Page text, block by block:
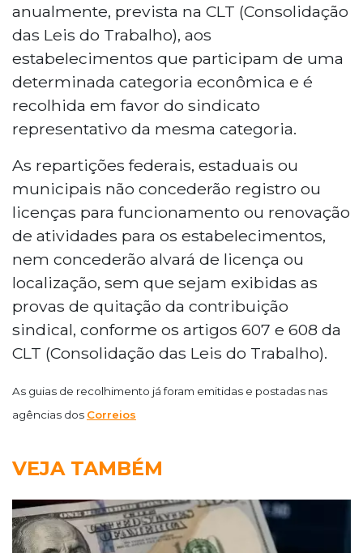
anualmente, prevista na CLT (Consolidação
das Leis do Trabalho), aos
estabelecimentos que participam de uma
determinada categoria econômica e é
recolhida em favor do sindicato
representativo da mesma categoria.
As repartições federais, estaduais ou
municipais não concederão registro ou
licenças para funcionamento ou renovação
de atividades para os estabelecimentos,
nem concederão alvará de licença ou
localização, sem que sejam exibidas as
provas de quitação da contribuição
sindical, conforme os artigos 607 e 608 da
CLT (Consolidação das Leis do Trabalho).
As guias de recolhimento já foram emitidas e postadas nas
agências dos Correios
VEJA TAMBÉM